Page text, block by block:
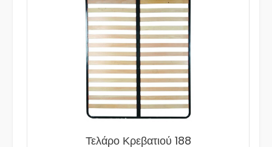
€450.00.
Τελάρο Κρεβατιού 188